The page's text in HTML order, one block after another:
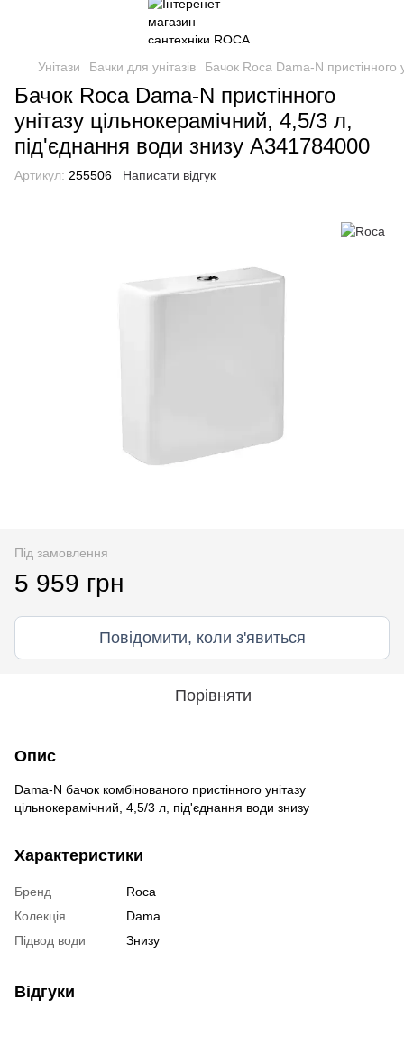
Унітази Бачки для унітазів Бачок Roca Dama-N пристінного
Бачок Roca Dama-N пристінного
унітазу цільнокерамічний, 4,5/3 л,
під'єднання води знизу A341784000
Артикул: 255506 Написати відгук
Під замовлення
5 959 грн
Повідомити, коли з'явиться
Порівняти
Опис
Dama-N бачок комбінованого пристінного унітазу
цільнокерамічний, 4,5/3 л, під'єднання води знизу
Характеристики
Бренд
Roca
Колекція
Dama
Підвод води
Знизу
Відгуки